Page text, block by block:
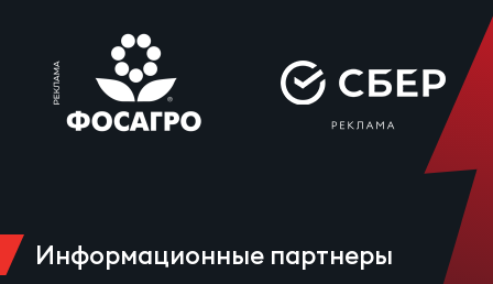
Информационные партнеры